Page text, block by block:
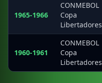
1965-1966
CONMEBOL
Copa
Libertadores
1960-1961
CONMEBOL
Copa
Libertadores